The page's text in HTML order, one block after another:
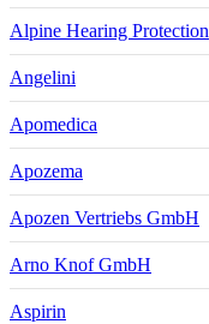
Alpine Hearing Protection
Angelini
Apomedica
Apozema
Apozen Vertriebs GmbH
Arno Knof GmbH
Aspirin